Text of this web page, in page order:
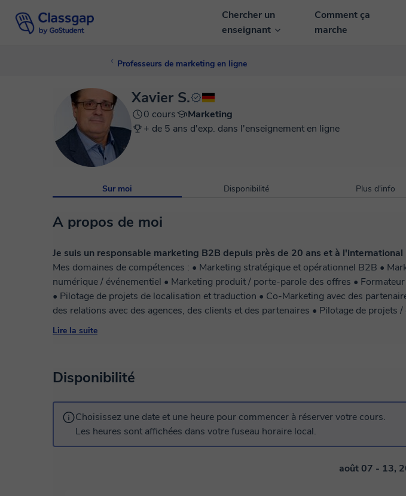
Chercher un
enseignant
Comment ça
marche
Professeurs de marketing en ligne
Xavier S.
0 cours
Marketing
+ de 5 ans d'exp. dans l'enseignement en ligne
Sur moi Disponibilité Plus d'info
A propos de moi
Je suis un responsable marketing B2B depuis près de 20 ans et à l'international
Mes domaines de compétences : • Marketing stratégique et opérationnel B2B •
numérique / événementiel • Marketing produit / porte-parole des offres •
• Pilotage de projets de localisation et traduction • Co-Marketing avec des
des relations avec des agences, des clients et des partenaires • Pilotage de projets
marketing, management d'équipes Formation possibles: Plan Marketing, Relations presse,
Lire la suite
Disponibilité
Choisissez une date et une heure pour commencer à réserver votre cours.
Les heures sont affichées dans votre fuseau horaire local.
août 07 - 13,